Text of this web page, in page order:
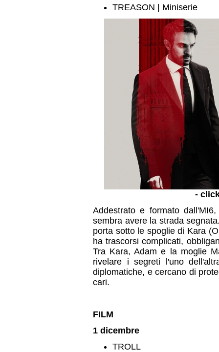
TREASON | Miniserie
-
Addestrato e formato
sembra avere la strada
porta sotto le spoglie di Kara
ha trascorsi complicati,
Tra Kara, Adam e la moglie
rivelare i segreti l'uno
diplomatiche, e cercano di
cari.
FILM
1 dicembre
TROLL